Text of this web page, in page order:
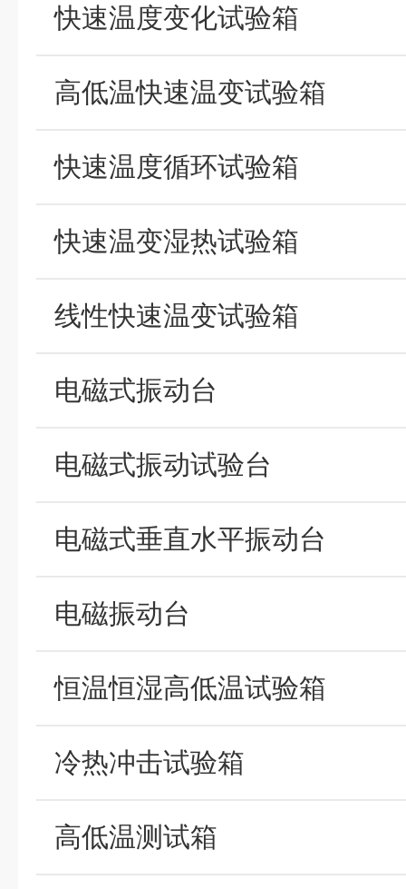
快速温度变化试验箱
高低温快速温变试验箱
快速温度循环试验箱
快速温变湿热试验箱
线性快速温变试验箱
电磁式振动台
电磁式振动试验台
电磁式垂直水平振动台
电磁振动台
恒温恒湿高低温试验箱
冷热冲击试验箱
高低温测试箱